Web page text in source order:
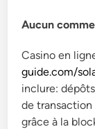
Aucun
Casino en
guide.com/
inclure:
de
grâce à la